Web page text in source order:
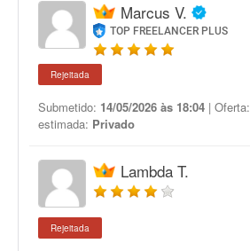
Marcus V.
TOP FREELANCER PLUS
Rejeitada
Submetido: 14/05/2026 às 18:04 | Oferta:
estimada: Privado
Lambda T.
Rejeitada